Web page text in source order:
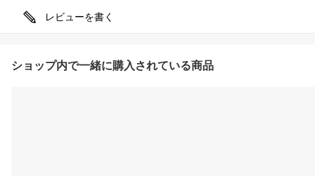
レビューを書く
ショップ内で一緒に購入されている商品